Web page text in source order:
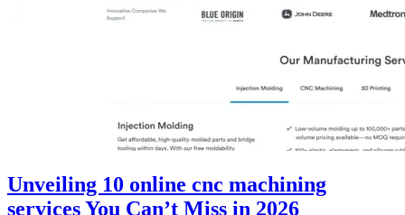
Unveiling 10 online cnc machining
services You Can’t Miss in 2026